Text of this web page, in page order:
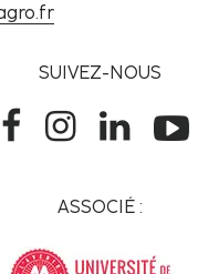
SUIVEZ-NOUS
ASSOCIÉ :